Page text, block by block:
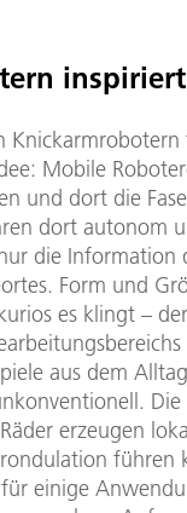
inspiriert
Mobile
und dort die
dort autonom
die Information
Form und
es klingt –
aus dem
erzeugen
führen
einige